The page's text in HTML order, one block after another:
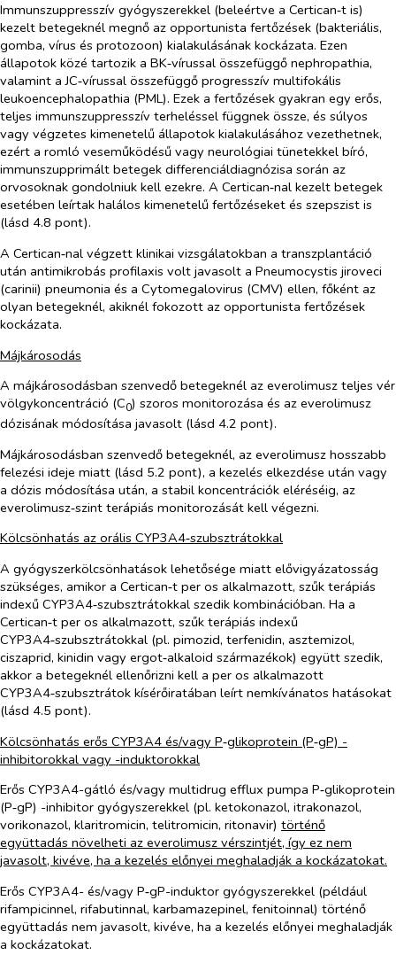
Immunszuppresszív gyógyszerekkel (beleértve a Certican‑t is)
kezelt betegeknél megnő az opportunista fertőzések (bakteriális,
gomba, vírus és protozoon) kialakulásának kockázata. Ezen
állapotok közé tartozik a BK‑vírussal összefüggő nephropathia,
valamint a JC‑vírussal összefüggő progresszív multifokális
leukoencephalopathia (PML). Ezek a fertőzések gyakran egy erős,
teljes immunszuppresszív terheléssel függnek össze, és súlyos
vagy végzetes kimenetelű állapotok kialakulásához vezethetnek,
ezért a romló veseműködésű vagy neurológiai tünetekkel bíró,
immunszupprimált betegek differenciáldiagnózisa során az
orvosoknak gondolniuk kell ezekre. A Certican‑nal kezelt betegek
esetében leírtak halálos kimenetelű fertőzéseket és szepszist is
(lásd 4.8 pont).
A Certican‑nal végzett klinikai vizsgálatokban a transzplantáció
után antimikrobás profilaxis volt javasolt a Pneumocystis jiroveci
(carinii) pneumonia és a Cytomegalovirus (CMV) ellen, főként az
olyan betegeknél, akiknél fokozott az opportunista fertőzések
kockázata.
Májkárosodás
A májkárosodásban szenvedő betegeknél az everolimusz teljes vér
völgykoncentráció (C0) szoros monitorozása és az everolimusz
dózisának módosítása javasolt (lásd 4.2 pont).
Májkárosodásban szenvedő betegeknél, az everolimusz hosszabb
felezési ideje miatt (lásd 5.2 pont), a kezelés elkezdése után vagy
a dózis módosítása után, a stabil koncentrációk eléréséig, az
everolimusz‑szint terápiás monitorozását kell végezni.
Kölcsönhatás az orális CYP3A4‑szubsztrátokkal
A gyógyszerkölcsönhatások lehetősége miatt elővigyázatosság
szükséges, amikor a Certican‑t per os alkalmazott, szűk terápiás
indexű CYP3A4‑szubsztrátokkal szedik kombinációban. Ha a
Certican‑t per os alkalmazott, szűk terápiás indexű
CYP3A4‑szubsztrátokkal (pl. pimozid, terfenidin, asztemizol,
ciszaprid, kinidin vagy ergot‑alkaloid származékok) együtt szedik,
akkor a betegeknél ellenőrizni kell a per os alkalmazott
CYP3A4‑szubsztrátok kísérőiratában leírt nemkívánatos hatásokat
(lásd 4.5 pont).
Kölcsönhatás erős CYP3A4 és/vagy P‑glikoprotein (P‑gP) -
inhibitorokkal vagy -induktorokkal
Erős CYP3A4-gátló és/vagy multidrug efflux pumpa P‑glikoprotein
(P‑gP) -inhibitor gyógyszerekkel (pl. ketokonazol, itrakonazol,
vorikonazol, klaritromicin, telitromicin, ritonavir) történő
együttadás növelheti az everolimusz vérszintjét, így ez nem
javasolt, kivéve, ha a kezelés előnyei meghaladják a kockázatokat.
Erős CYP3A4- és/vagy P‑gP-induktor gyógyszerekkel (például
rifampicinnel, rifabutinnal, karbamazepinel, fenitoinnal) történő
együttadás nem javasolt, kivéve, ha a kezelés előnyei meghaladják
a kockázatokat.